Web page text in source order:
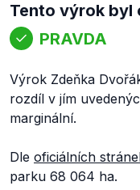
Tento výrok byl
PRAVDA
Výrok Zdeňka
rozdíl v jím
marginální.
Dle oficiálních
parku 68 064 ha.